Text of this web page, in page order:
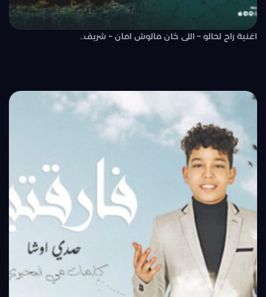
اغنية راح لحالو – اللى خان مالوش امان – شريف..